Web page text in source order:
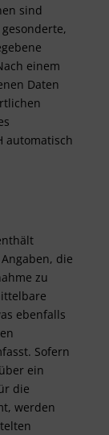
sind
einem
Daten
automatisch
die
zu
ebenfalls
Sofern
ein
die
werden